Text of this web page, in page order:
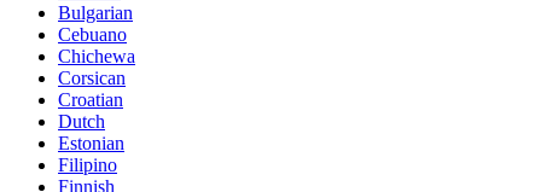
Bulgarian
Cebuano
Chichewa
Corsican
Croatian
Dutch
Estonian
Filipino
Finnish